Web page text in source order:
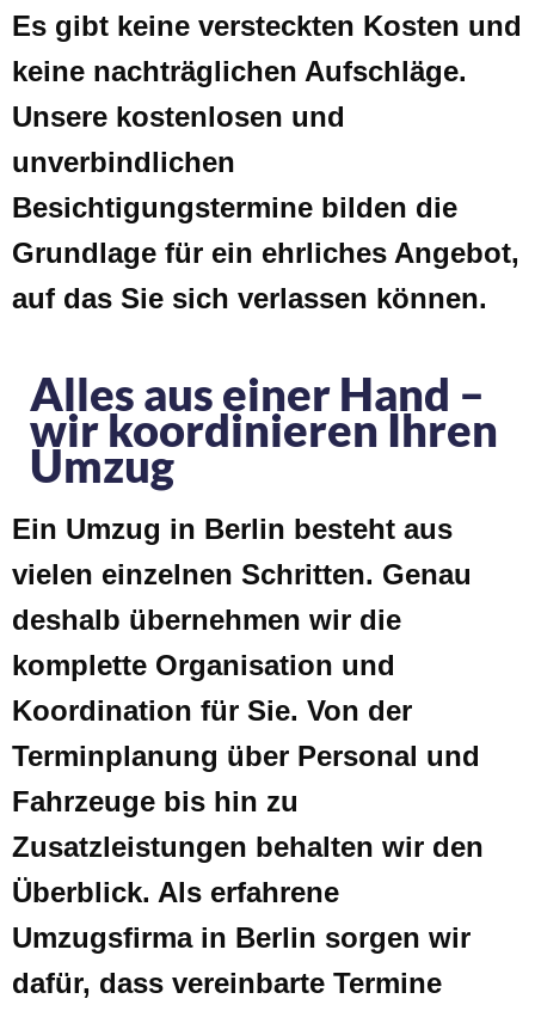
Es gibt keine versteckten Kosten und
keine nachträglichen Aufschläge.
Unsere kostenlosen und
unverbindlichen
Besichtigungstermine bilden die
Grundlage für ein ehrliches Angebot,
auf das Sie sich verlassen können.
Alles aus einer Hand –
wir koordinieren Ihren
Umzug
Ein Umzug in Berlin besteht aus
vielen einzelnen Schritten. Genau
deshalb übernehmen wir die
komplette Organisation und
Koordination für Sie. Von der
Terminplanung über Personal und
Fahrzeuge bis hin zu
Zusatzleistungen behalten wir den
Überblick. Als erfahrene
Umzugsfirma in Berlin sorgen wir
dafür, dass vereinbarte Termine